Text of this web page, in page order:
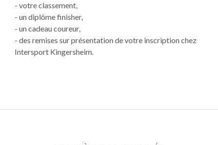
- votre classement,
- un diplôme finisher,
- un cadeau coureur,
- des remises sur présentation de votre inscription chez
Intersport Kingersheim.